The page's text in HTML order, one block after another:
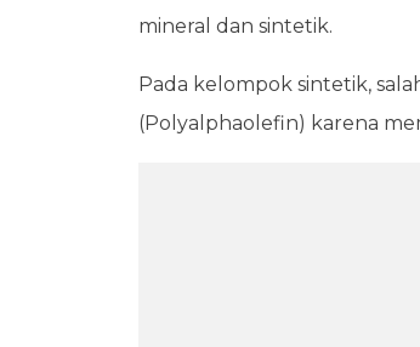
mineral dan sintetik.
Pada kelompok sintetik,
(Polyalphaolefin) karena